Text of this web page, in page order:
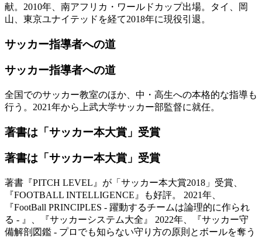
献。2010年、南アフリカ・ワールドカップ出場。タイ、岡
山、東京ユナイテッドを経て2018年に現役引退。
サッカー指導者への道
サッカー指導者への道
全国でのサッカー教室のほか、中・高生への本格的な指導も
行う。2021年から上武大学サッカー部監督に就任。
著書は「サッカー本大賞」受賞
著書は「サッカー本大賞」受賞
著書『PITCH LEVEL』が「サッカー本大賞2018」受賞、
『FOOTBALL INTELLIGENCE』も好評。 2021年、
『FootBall PRINCIPLES - 躍動するチームは論理的に作られ
る - 』、『サッカーシステム大全』 2022年、『サッカー守
備解剖図鑑 - プロでも知らない守り方の原則とボールを奪う